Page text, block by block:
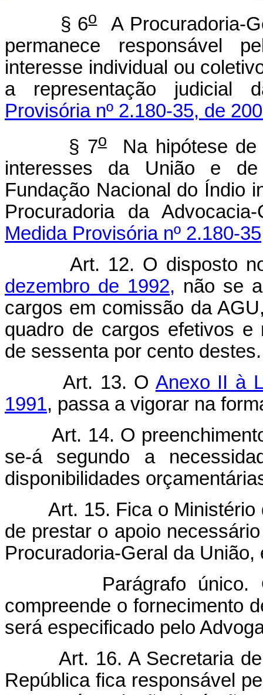
§ 6oA Procuradoria-
permanece responsável
interesse individual ou
a representação judicial
Provisória nº 2.180-35, de
§ 7oNa hipótese de
interesses da União e
Fundação Nacional do Índio
Procuradoria da
Medida Provisória nº 2.180-
Art. 12. O disposto
dezembro de 1992, não se
cargos em comissão da
quadro de cargos efetivos e
de sessenta por cento destes.
Art. 13. O Anexo II à
1991, passa a vigorar na
Art. 14. O preenchimento
se-á segundo a
disponibilidades
Art. 15. Fica o Ministério
de prestar o apoio
Procuradoria-Geral da
Parágrafo único. O
compreende o fornecimento
será especificado pelo
Art. 16. A Secretaria de
República fica responsável